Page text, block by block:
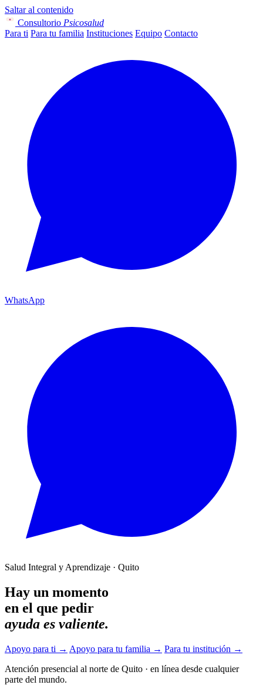
Saltar al contenido
Consultorio Psicosalud
Para ti Para tu familia Instituciones Equipo Contacto
WhatsApp
Salud Integral y Aprendizaje · Quito
Hay un momento
en el que pedir
ayuda es valiente.
Apoyo para ti → Apoyo para tu familia → Para tu institución →
Atención presencial al norte de Quito · en línea desde cualquier
parte del mundo.